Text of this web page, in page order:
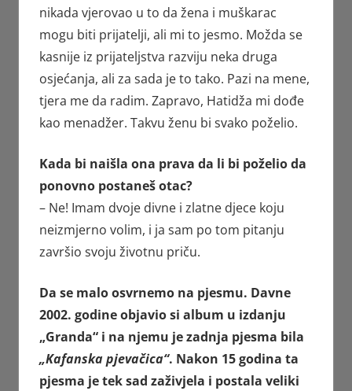
nikada vjerovao u to da žena i muškarac
mogu biti prijatelji, ali mi to jesmo. Možda se
kasnije iz prijateljstva razviju neka druga
osjećanja, ali za sada je to tako. Pazi na mene,
tjera me da radim. Zapravo, Hatidža mi dođe
kao menadžer. Takvu ženu bi svako poželio.
Kada bi naišla ona prava da li bi poželio da
ponovno postaneš otac?
– Ne! Imam dvoje divne i zlatne djece koju
neizmjerno volim, i ja sam po tom pitanju
završio svoju životnu priču.
Da se malo osvrnemo na pjesmu. Davne
2002. godine objavio si album u izdanju
„Granda“ i na njemu je zadnja pjesma bila
„Kafanska pjevačica“. Nakon 15 godina ta
pjesma je tek sad zaživjela i postala veliki